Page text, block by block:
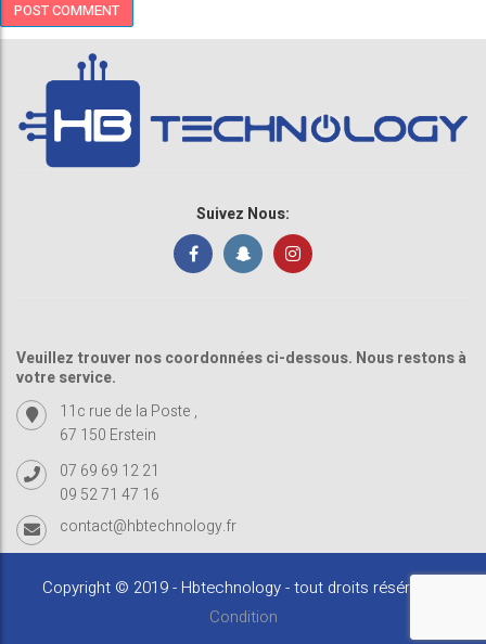
Suivez Nous:
Veuillez trouver nos coordonnées ci-dessous. Nous restons à
votre service.
11c rue de la Poste ,
67 150 Erstein
07 69 69 12 21
09 52 71 47 16
contact@hbtechnology.fr
Copyright © 2019 - Hbtechnology - tout droits résérvés -
Condition